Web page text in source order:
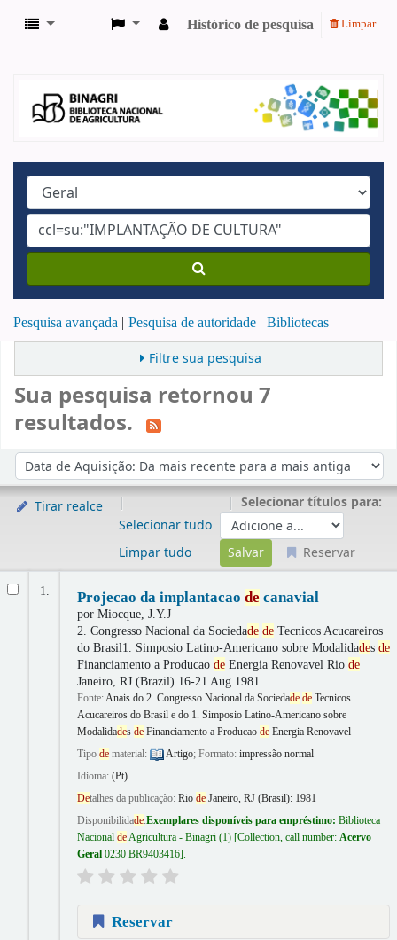
Histórico de pesquisa Limpar
Pesquisa avançada Pesquisa de autoridade Bibliotecas
Filtre sua pesquisa
Sua pesquisa retornou 7
resultados.
Ordenar por:
Tirar realce
Selecionar tudo
Limpar tudo
Selecionar títulos para:
Reservar
1. Projecao da implantacao de canavial
por Miocque, J.Y.J
2. Congresso Nacional da Sociedade deTecnicos Acucareiros
do Brasil1. Simposio Latino-Americano sobre Modalidades de
Financiamento a Producao deEnergia Renovavel Rio de
Janeiro, RJ (Brazil) 16-21 Aug 1981
Fonte: Anais do 2. Congresso Nacional da Sociedade deTecnicos
Acucareiros do Brasil e do 1. Simposio Latino-Americano sobre
Modalidades deFinanciamento a Producao deEnergia Renovavel
Tipo dematerial: Artigo; Formato: impressão normal
Idioma: (Pt)
Detalhes da publicação: Rio deJaneiro, RJ (Brasil): 1981
Disponibilidade:Exemplares disponíveis para empréstimo: Biblioteca
Nacional deAgricultura - Binagri(1) Collection, call number: Acervo
Geral 0230 BR9403416 .
Reservar